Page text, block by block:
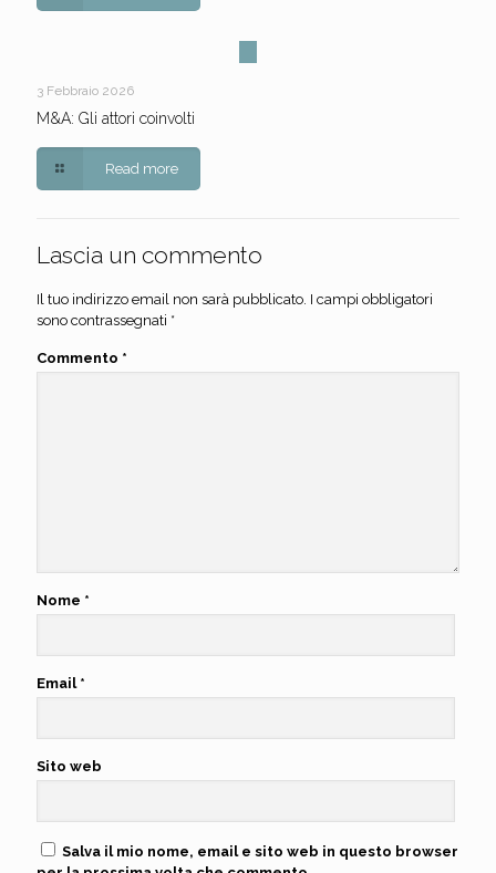
3 Febbraio 2026
M&A: Gli attori coinvolti
Read more
Lascia un commento
Il tuo indirizzo email non sarà pubblicato. I campi obbligatori
sono contrassegnati *
Commento *
Nome *
Email *
Sito web
Salva il mio nome, email e sito web in questo browser